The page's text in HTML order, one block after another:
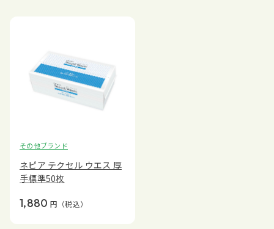
その他ブランド
ネピア テクセル ウエス 厚
手標準50枚
1,880 円 （税込）